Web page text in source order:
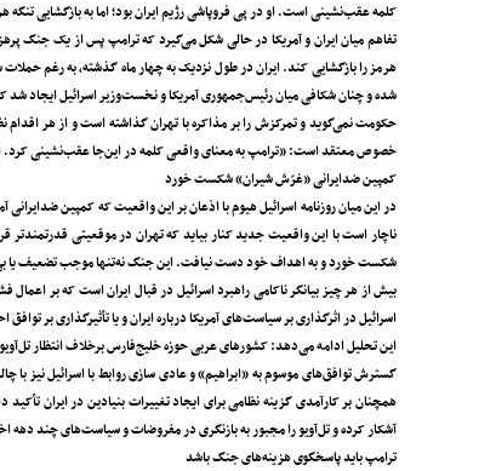
کلمه عقب‌نشینی است. او در پی فروپاشی رژیم ایران بود؛ اما به بازگشایی تنگه
تفاهم میان ایران و آمریکا در حالی شکل می‌گیرد که ترامپ پس از یک جنگ
هرمز را بازگشایی کند. ایران در طول نزدیک به چهار ماه گذشته، به رغم
حکومت نمی‌گوید و تمرکزش را بر مذاکره با تهران گذاشته است و از هر
خصوص معتقد است: «ترامپ به معنای واقعی کلمه در این‌جا عقب‌نشینی کرد.
کمپین ضدایرانی «غرّش شیران» شکست خورد
در این میان روزنامه اسرائیل هیوم با اذعان بر این واقعیت که کمپین
ناچار است با این واقعیت جدید کنار بیاید که تهران در موقعیتی
شکست خورد و به اهداف خود دست نیافت. این جنگ نه‌تنها موجب تضعیف یا
بیش از هر چیز بیانگر ناکامی راهبرد اسرائیل در قبال ایران است که بر
اسرائیل در اثرگذاری بر سیاست‌های آمریکا درباره ایران و یا تأثیرگذاری بر
این تحلیل ادامه می‌دهد: کشورهای عربی حوزه خلیج‌فارس برخلاف انتظار
گسترش توافق‌های موسوم به «ابراهیم» و عادی سازی روابط با اسرائیل نیز
همچنان بر کارآمدی گزینه نظامی برای ایجاد تغییرات بنیادین در ایران
آشکار کرده و تل‌آویو را مجبور به بازنگری در مفروضات و سیاست‌های چند دهه
ترامپ باید پاسخگوی هزینه‌های جنگ باشد